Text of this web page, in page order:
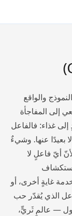
والواقع
إلى المفاجأة
غذاء: فالفاعل
بعيدًا عنها. وشيءٌ
أيّ فاعلٍ لا
غايةٍ أخرى، أو
الذي يُقدّر حب
— عالمٍ ثَريٍّ،